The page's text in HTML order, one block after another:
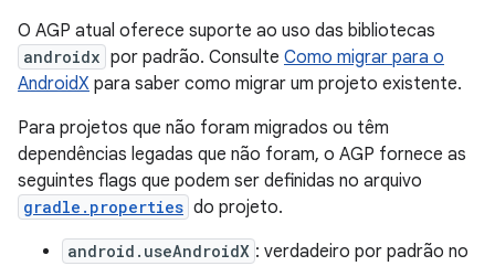
O AGP atual oferece suporte ao uso das bibliotecas
androidx por padrão. Consulte Como migrar para o
AndroidX para saber como migrar um projeto existente.
Para projetos que não foram migrados ou têm
dependências legadas que não foram, o AGP fornece as
seguintes flags que podem ser definidas no arquivo
gradle.properties do projeto.
android.useAndroidX : verdadeiro por padrão no